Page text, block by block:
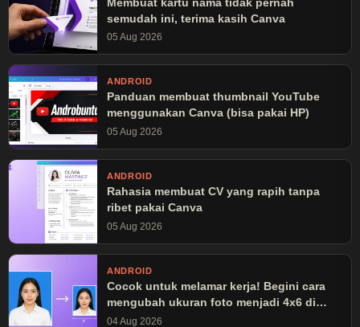
semudah ini, terima kasih Canva
05 Aug 2026
ANDROID
Panduan membuat thumbnail YouTube
menggunakan Canva (bisa pakai HP)
05 Aug 2026
ANDROID
Rahasia membuat CV yang rapih tanpa
ribet pakai Canva
05 Aug 2026
ANDROID
Cocok untuk melamar kerja! Begini cara
mengubah ukuran foto menjadi 4x6 di
Canva
04 Aug 2026